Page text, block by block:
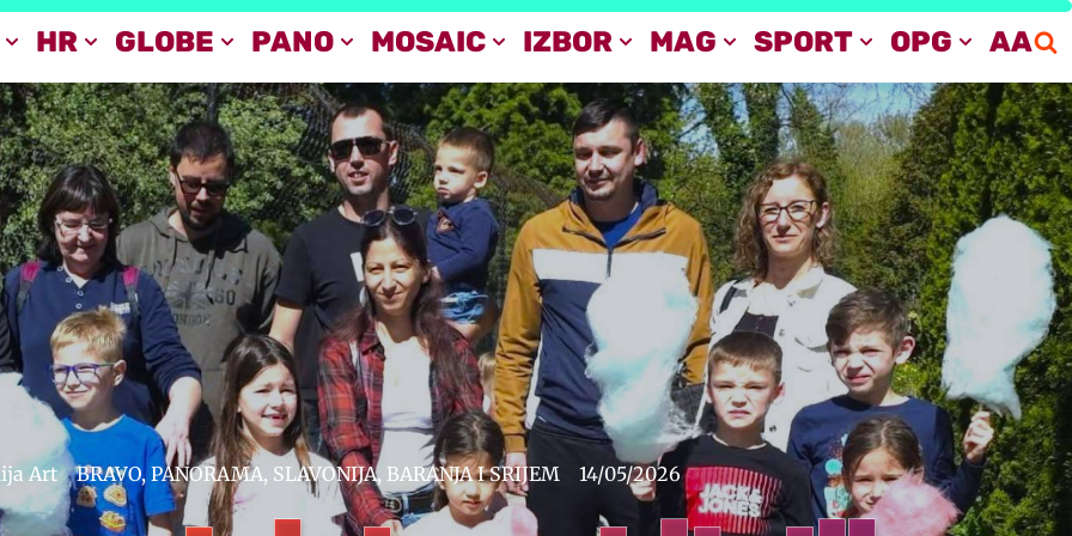
HR GLOBE PANO MOSAIC IZBOR MAG SPORT OPG AA
Art BRAVO, PANORAMA, SLAVONIJA, BARANJA I SRIJEM 14/05/2026